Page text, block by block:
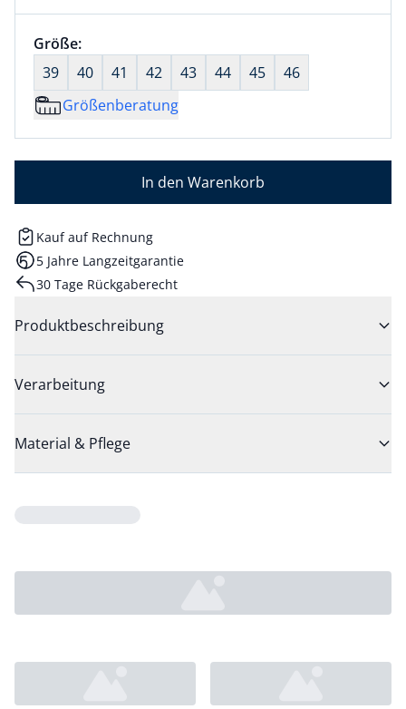
Größenauswahl:
Größe:nichts ausgewählt
39
40 41 42 43 44 45
46
Größenberatung
In den Warenkorb
Kauf auf Rechnung
5 Jahre Langzeitgarantie
30 Tage Rückgaberecht
Produktbeschreibung
Verarbeitung
Material & Pflege